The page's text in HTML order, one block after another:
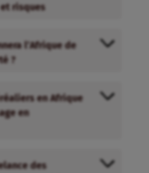
risques
l’Afrique de
?
en Afrique
en
des